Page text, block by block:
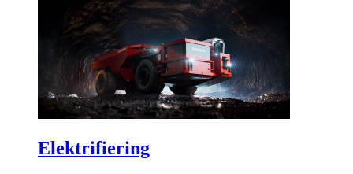
Elektrifiering